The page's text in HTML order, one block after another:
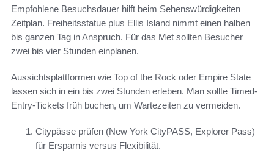
Empfohlene Besuchsdauer hilft beim Sehenswürdigkeiten
Zeitplan. Freiheitsstatue plus Ellis Island nimmt einen halben
bis ganzen Tag in Anspruch. Für das Met sollten Besucher
zwei bis vier Stunden einplanen.
Aussichtsplattformen wie Top of the Rock oder Empire State
lassen sich in ein bis zwei Stunden erleben. Man sollte Timed-
Entry-Tickets früh buchen, um Wartezeiten zu vermeiden.
Citypässe prüfen (New York CityPASS, Explorer Pass)
für Ersparnis versus Flexibilität.